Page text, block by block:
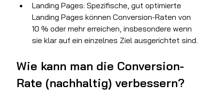
Landing Pages: Spezifische, gut optimierte
Landing Pages können Conversion-Raten von
10 % oder mehr erreichen, insbesondere wenn
sie klar auf ein einzelnes Ziel ausgerichtet sind.
Wie kann man die Conversion-
Rate (nachhaltig) verbessern?